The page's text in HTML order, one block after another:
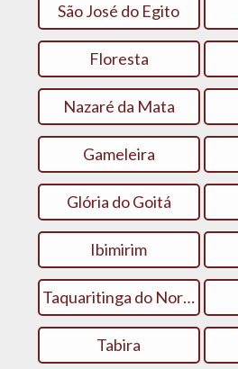
São José do Egito
Floresta
Nazaré da Mata
Gameleira
Glória do Goitá
Ibimirim
Taquaritinga do Norte
Tabira